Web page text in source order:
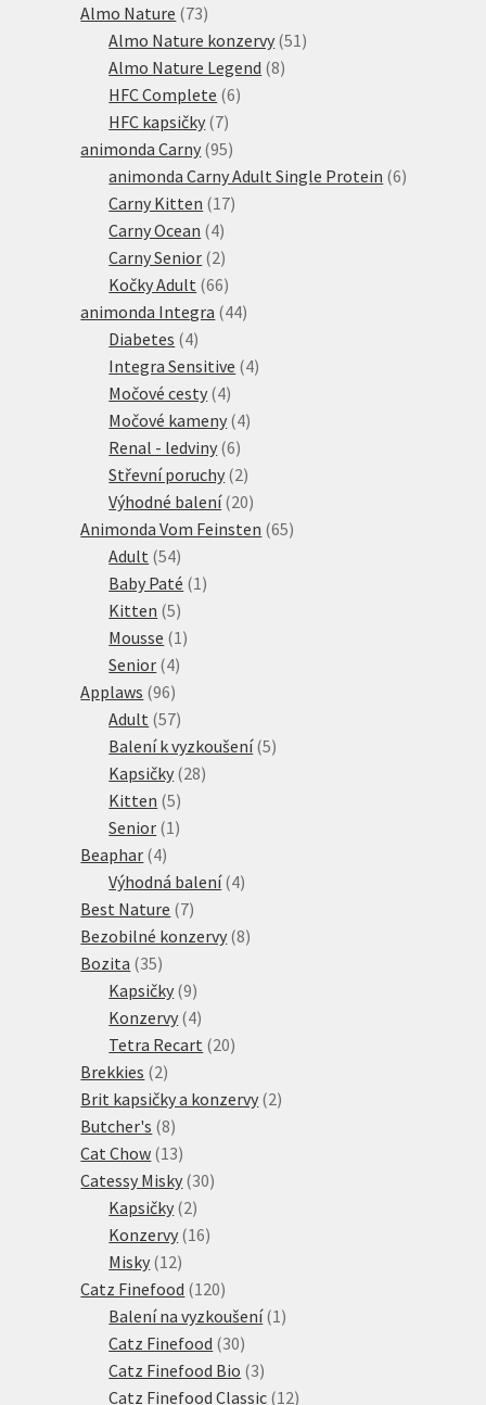
produktů
Almo Nature 7373
produktů
Almo Nature konzervy 5151
Almo Nature Legend 88
HFC Complete 66
HFC kapsičky 77
produktů
animonda Carny 9595
produktů
animonda Carny Adult Single Protein 66
Carny Kitten 1717
Carny Ocean 44
produkty
Carny Senior 22
produkty
Kočky Adult 6666
produktů
animonda Integra 4444
Diabetes 44
produkty
Integra Sensitive 44
Močové cesty 44
produkty
Močové kameny 44
Renal - ledviny 66
produktů
Střevní poruchy 22
produkty
Výhodné balení 2020
produktů
Animonda Vom Feinsten 6565
Adult 5454
produktů
Baby Paté 11
Kitten 55
produktů
Mousse 11
Senior 44
produkty
Applaws 9696
produktů
Adult 5757
produktů
Balení k vyzkoušení 55
Kapsičky 2828
Kitten 55
produktů
Senior 11
Beaphar 44
produkty
Výhodná balení 44
Best Nature 77
produktů
Bezobilné konzervy 88
Bozita 3535
produktů
Kapsičky 99
produktů
Konzervy 44
produkty
Tetra Recart 2020
Brekkies 22
produkty
Brit kapsičky a konzervy 22
Butcher's 88
produktů
Cat Chow 1313
produktů
Catessy Misky 3030
Kapsičky 22
produkty
Konzervy 1616
Misky 1212
produktů
Catz Finefood 120120
produktů
Balení na vyzkoušení 11
Catz Finefood 3030
produktů
Catz Finefood Bio 33
produkty
Catz Finefood Classic 1212